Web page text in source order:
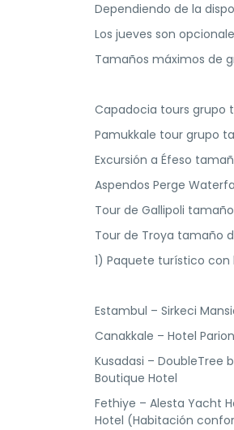
Dependiendo de la
Los jueves son
Tamaños máximos de
Capadocia tours grupo
Pamukkale tour grupo
Excursión a Éfeso
Aspendos Perge
Tour de Gallipoli
Tour de Troya tamaño
1) Paquete turístico
Estambul – Sirkeci
Canakkale – Hotel
Kusadasi – DoubleTree
Boutique Hotel
Fethiye – Alesta Yacht
Hotel (Habitación